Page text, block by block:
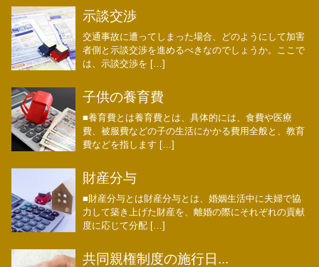
示談交渉
交通事故に遭ってしまった場合、どのようにして加害
者側と示談交渉を進めるべきなのでしょうか。ここで
は、示談交渉を […]
子供の養育費
■養育費とは養育費とは、具体的には、食費や医療
費、被服費などの子の生活にかかる費用全般と、教育
費などを指します […]
財産分与
■財産分与とは財産分与とは、婚姻生活中に夫婦で協
力して築き上げた財産を、離婚の際にそれぞれの貢献
度に応じて分配 […]
共同親権制度の施行日...